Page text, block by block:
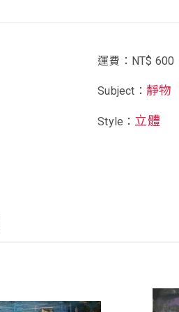
運費：NT$ 600
Subject： 靜物
Style： 立體